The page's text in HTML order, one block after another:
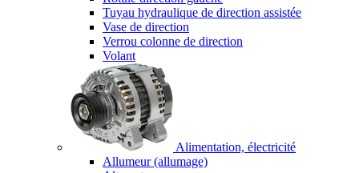
Tuyau hydraulique de direction assistée
Vase de direction
Verrou colonne de direction
Volant
Alimentation, électricité
Allumeur (allumage)